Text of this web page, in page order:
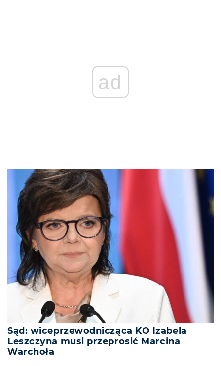
ad
Sąd: wiceprzewodnicząca KO Izabela
Leszczyna musi przeprosić Marcina
Warchoła